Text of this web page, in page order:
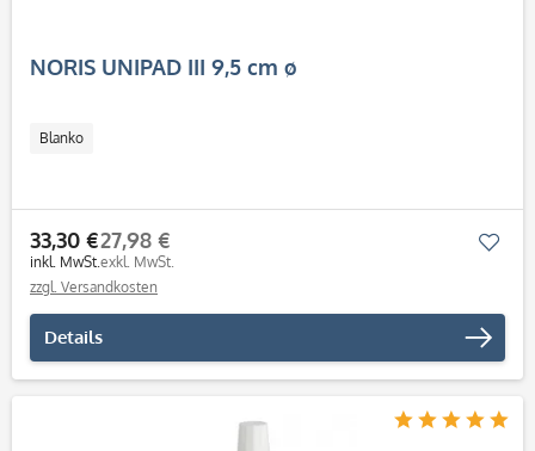
NORIS UNIPAD III 9,5 cm ø
Blanko
33,30 €
inkl. MwSt.
27,98 €
exkl. MwSt.
zzgl. Versandkosten
Details